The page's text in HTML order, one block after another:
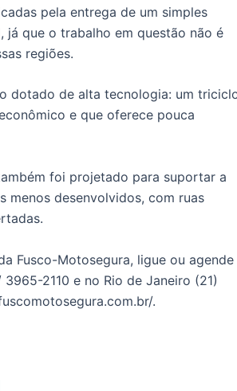
pela entrega de um simples
já que o trabalho em questão não é
regiões.
dotado de alta tecnologia: um
e que oferece pouca
foi projetado para suportar a
menos desenvolvidos, com ruas
Fusco-Motosegura, ligue ou agende
2110 e no Rio de Janeiro (21)
.